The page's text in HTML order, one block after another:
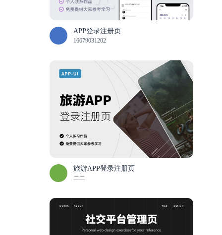
APP登录注册页
16679031202
旅游APP登录注册页
二二